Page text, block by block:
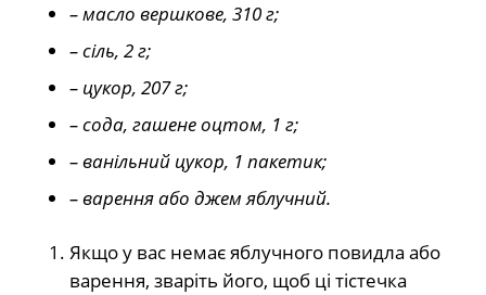
– масло вершкове, 310 г;
– сіль, 2 г;
– цукор, 207 г;
– сода, гашене оцтом, 1 г;
– ванільний цукор, 1 пакетик;
– варення або джем яблучний.
Якщо у вас немає яблучного повидла або
варення, зваріть його, щоб ці тістечка